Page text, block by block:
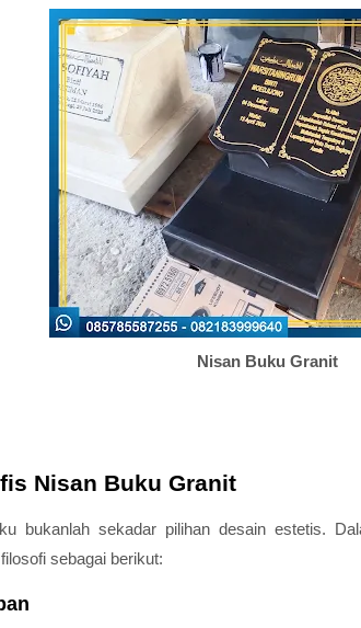
Nisan Buku Granit
Nisan Buku Granit
bukanlah sekadar pilihan desain estetis.
sebagai berikut: